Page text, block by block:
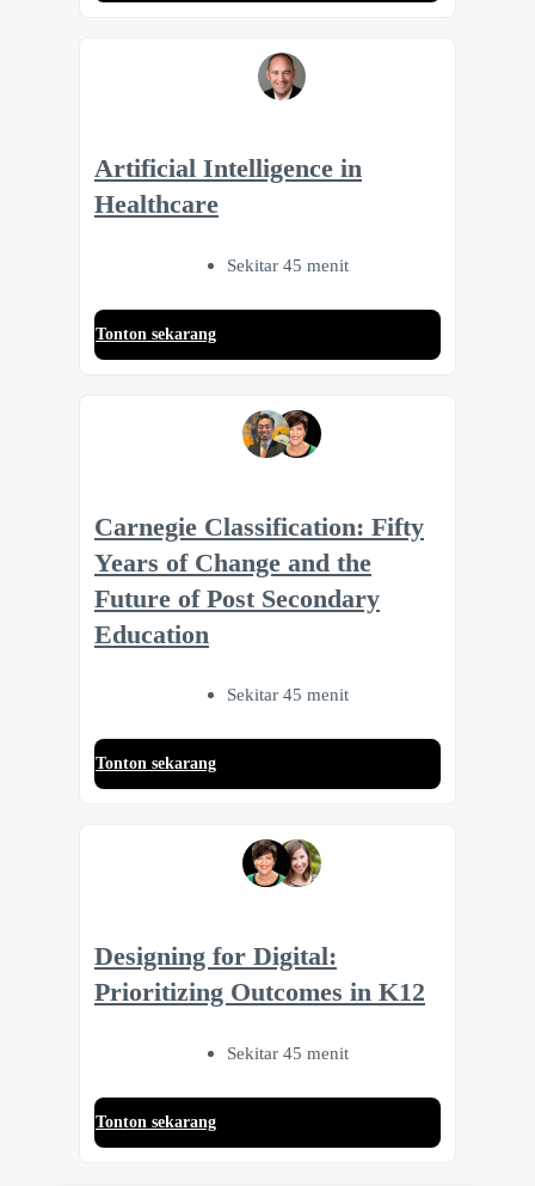
Artificial Intelligence in
Healthcare
Sekitar 45 menit
Tonton sekarang
Carnegie Classification: Fifty
Years of Change and the
Future of Post Secondary
Education
Sekitar 45 menit
Tonton sekarang
Designing for Digital:
Prioritizing Outcomes in K12
Sekitar 45 menit
Tonton sekarang